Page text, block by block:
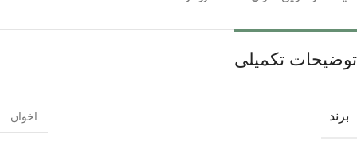
توضیحات تکمیلی
برند اخوان